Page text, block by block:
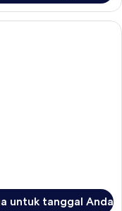
meja kerja, Wi-Fi gratis, dan
untuk tanggal Anda